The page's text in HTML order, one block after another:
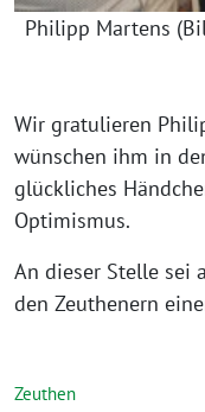
Philipp Martens
Wir gratulieren
wünschen ihm in
glückliches
Optimismus.
An dieser Stelle sei
den Zeuthenern
Zeuthen